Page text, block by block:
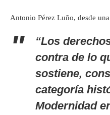
Antonio Pérez Luño, desde
“Los
contra de lo
sostiene,
categoría
Modernidad